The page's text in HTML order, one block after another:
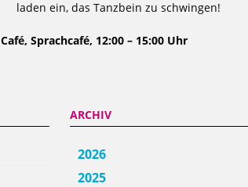
laden ein, das Tanzbein zu schwingen!
Café, Sprachcafé, 12:00 – 15:00 Uhr
ARCHIV
2026
2025